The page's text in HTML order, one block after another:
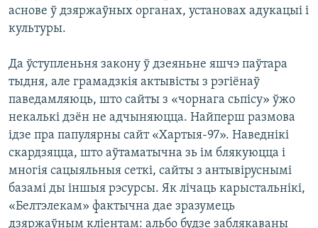
аснове ў дзяржаўных органах, установах адукацыі і
культуры.
Да ўступленьня закону ў дзеяньне яшчэ паўтара
тыдня, але грамадзкія актывісты з рэгіёнаў
паведамляюць, што сайты з «чорнага сьпісу» ўжо
некалькі дзён не адчыняюцца. Найперш размова
ідзе пра папулярны сайт «Хартыя-97». Наведнікі
скардзяцца, што аўтаматычна зь ім блякуюцца і
многія сацыяльныя сеткі, сайты з антывіруснымі
базамі ды іншыя рэсурсы. Як лічаць карыстальнікі,
«Белтэлекам» фактычна дае зразумець
дзяржаўным кліентам: альбо будзе заблякаваны